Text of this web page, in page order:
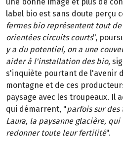
label bio est sans doute perçu
fermes bio représentent tout
orientées circuits courts",
y a du potentiel, on a une
aider à l'installation des bio,
s'inquiète pourtant de l'avenir
montagne et de ces
paysage avec les troupeaux. Il
qui démarrent, "parfois sur des
Laura, la paysanne glacière,
redonner toute leur fertilité".